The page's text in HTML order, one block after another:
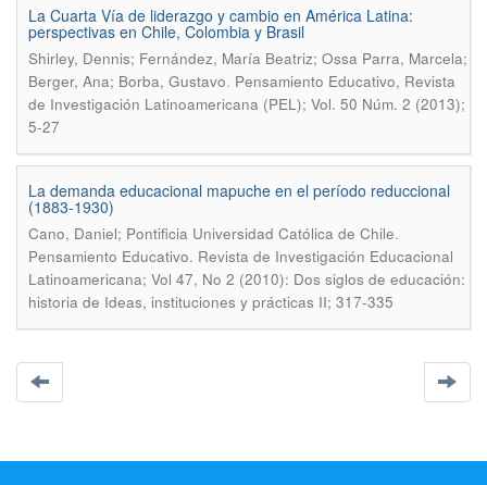
La Cuarta Vía de liderazgo y cambio en América Latina:
perspectivas en Chile, Colombia y Brasil
Shirley, Dennis; Fernández, María Beatriz; Ossa Parra, Marcela;
Berger, Ana; Borba, Gustavo. Pensamiento Educativo, Revista
de Investigación Latinoamericana (PEL); Vol. 50 Núm. 2 (2013);
5-27
La demanda educacional mapuche en el período reduccional
(1883-1930)
Cano, Daniel; Pontificia Universidad Católica de Chile.
Pensamiento Educativo. Revista de Investigación Educacional
Latinoamericana; Vol 47, No 2 (2010): Dos siglos de educación:
historia de Ideas, instituciones y prácticas II; 317-335